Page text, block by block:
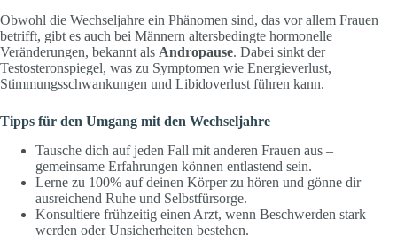
Obwohl die Wechseljahre ein Phänomen sind, das vor allem Frauen
betrifft, gibt es auch bei Männern altersbedingte hormonelle
Veränderungen, bekannt als Andropause. Dabei sinkt der
Testosteronspiegel, was zu Symptomen wie Energieverlust,
Stimmungsschwankungen und Libidoverlust führen kann.
Tipps für den Umgang mit den Wechseljahre
Tausche dich auf jeden Fall mit anderen Frauen aus –
gemeinsame Erfahrungen können entlastend sein.
Lerne zu 100% auf deinen Körper zu hören und gönne dir
ausreichend Ruhe und Selbstfürsorge.
Konsultiere frühzeitig einen Arzt, wenn Beschwerden stark
werden oder Unsicherheiten bestehen.